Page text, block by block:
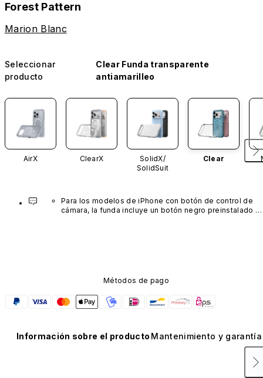
Forest Pattern
Marion Blanc
Seleccionar
producto
Clear Funda transparente
antiamarilleo
AirX ClearX
SolidX/
SolidSuit
Clear
Para los modelos de iPhone con botón de control de
cámara, la funda incluye un botón negro preinstalado
Métodos de pago
Información sobre el producto Mantenimiento y garantía